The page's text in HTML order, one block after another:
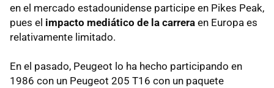
en el mercado estadounidense participe en Pikes Peak,
pues el impacto mediático de la carrera en Europa es
relativamente limitado.
En el pasado, Peugeot lo ha hecho participando en
1986 con un Peugeot 205 T16 con un paquete